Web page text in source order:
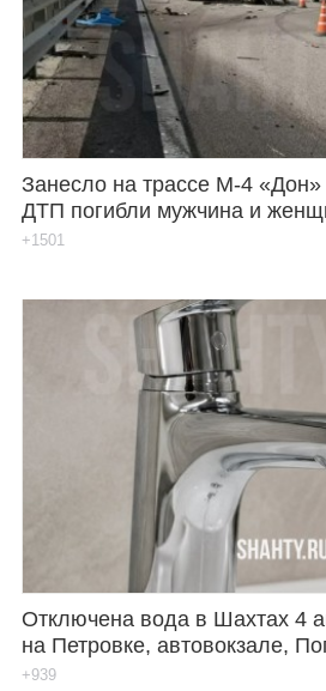
Занесло на трассе М-4
ДТП погибли мужчина и
+1501
Отключена вода в Шахтах 4
на Петровке, автовокзале,
+939